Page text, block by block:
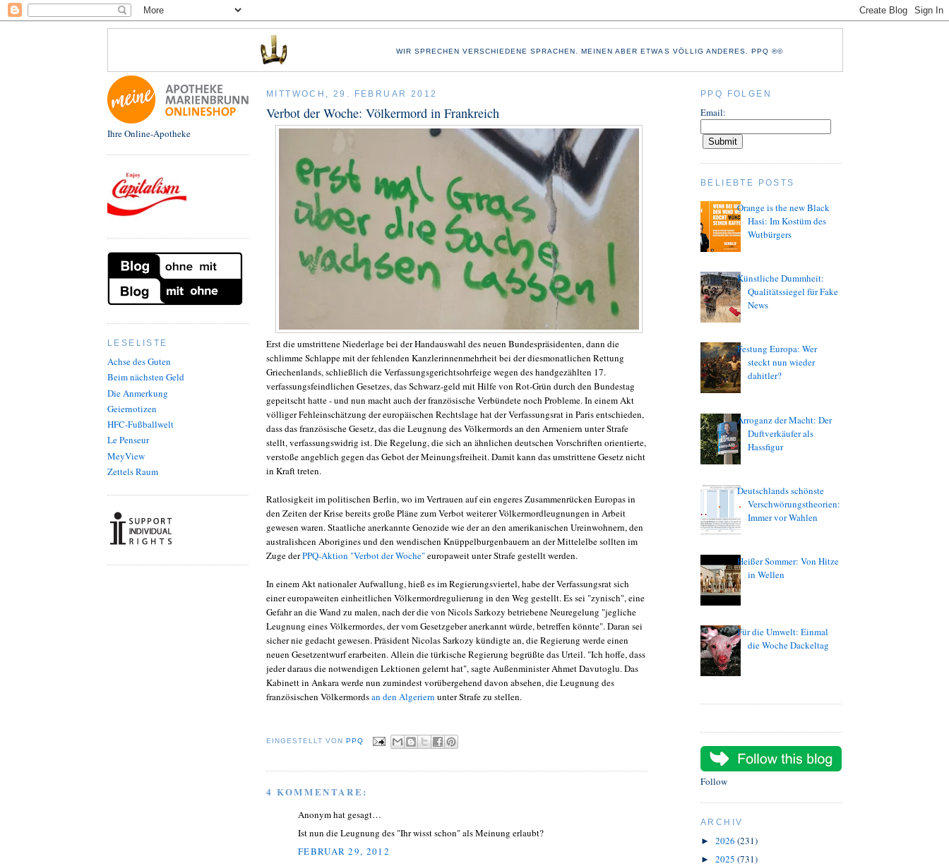
WIR SPRECHEN VERSCHIEDENE SPRACHEN. MEINEN ABER ETWAS VÖLLIG ANDERES. PPQ ®©
Ihre Online-Apotheke
LESELISTE
Achse des Guten
Beim nächsten Geld
Die Anmerkung
Geiernotizen
HFC-Fußballwelt
Le Penseur
MeyView
Zettels Raum
MITTWOCH, 29. FEBRUAR 2012
Verbot der Woche: Völkermord in Frankreich
Erst die umstrittene Niederlage bei der Handauswahl des neuen Bundespräsidenten, dann die
schlimme Schlappe mit der fehlenden Kanzlerinnenmehrheit bei der diesmonatlichen Rettung
Griechenlands, schließlich die Verfassungsgerichtsohrfeige wegen des handgezählten 17.
verfassungsfeindlichen Gesetzes, das Schwarz-geld mit Hilfe von Rot-Grün durch den Bundestag
gepeitscht hatte - und nun macht auch der französische Verbündete noch Probleme. In einem Akt
völliger Fehleinschätzung der europäischen Rechtslage hat der Verfassungsrat in Paris entschieden,
dass das französische Gesetz, das die Leugnung des Völkermords an den Armeniern unter Strafe
stellt, verfassungswidrig ist. Die Regelung, die sich an ähnlichen deutschen Vorschriften orientierte,
verstoße angeblich gegen das Gebot der Meinungsfreiheit. Damit kann das umstrittene Gesetz nicht
in Kraft treten.
Ratlosigkeit im politischen Berlin, wo im Vertrauen auf ein engeres Zusammenrücken Europas in
den Zeiten der Krise bereits große Pläne zum Verbot weiterer Völkermordleugnungen in Arbeit
gewesen waren. Staatliche anerkannte Genozide wie der an den amerikanischen Ureinwohnern, den
australishcen Aborigines und den wendischen Knüppelburgenbauern an der Mittelelbe sollten im
Zuge derPPQ-Aktion "Verbot der Woche"europaweit unter Strafe gestellt werden.
In einem Akt nationaler Aufwallung, hieß es im Regierungsviertel, habe der Verfassungsrat sich
einer europaweiten einheitlichen Völkermordregulierung in den Weg gestellt. Es sei "zynisch", eine
Gefahr an die Wand zu malen, nach der die von Nicols Sarkozy betriebene Neuregelung "jegliche
Leugnung eines Völkermordes, der vom Gesetzgeber anerkannt würde, betreffen könnte". Daran sei
sicher nie gedacht gewesen. Präsident Nicolas Sarkozy kündigte an, die Regierung werde einen
neuen Gesetzentwurf erarbeiten. Allein die türkische Regierung begrüßte das Urteil. "Ich hoffe, dass
jeder daraus die notwendigen Lektionen gelernt hat", sagte Außenminister Ahmet Davutoglu. Das
Kabinett in Ankara werde nun zumindest vorübergehend davon absehen, die Leugnung des
französischen Völkermordsan den Algeriern unter Strafe zu stellen.
EINGESTELLT VON PPQ
4 KOMMENTARE:
Anonym hat gesagt…
Ist nun die Leugnung des "Ihr wisst schon" als Meinung erlaubt?
FEBRUAR 29, 2012
PPQ FOLGEN
Email:
BELIEBTE POSTS
Orange is the new Black
Hasi: Im Kostüm des
Wutbürgers
Künstliche Dummheit:
Qualitätssiegel für Fake
News
Festung Europa: Wer
steckt nun wieder
dahitler?
Arroganz der Macht: Der
Duftverkäufer als
Hassfigur
Deutschlands schönste
Verschwörungstheorien:
Immer vor Wahlen
Heißer Sommer: Von Hitze
in Wellen
Für die Umwelt: Einmal
die Woche Dackeltag
Follow
ARCHIV
► 2026 (231)
► 2025 (731)